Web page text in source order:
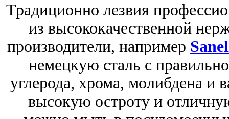
Традиционно лезвия
из высококачественной
производители, например
немецкую сталь с
углерода, хрома, молибдена и
высокую остроту и